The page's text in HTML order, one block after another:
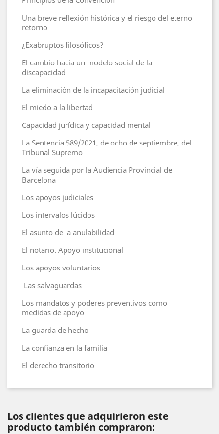
Una breve reflexión histórica y el riesgo del eterno
retorno
¿Exabruptos filosóficos?
El cambio hacia un modelo social de la
discapacidad
La eliminación de la incapacitación judicial
El miedo a la libertad
Capacidad jurídica y capacidad mental
La Sentencia 589/2021, de ocho de septiembre, del
Tribunal Supremo
La vía seguida por la Audiencia Provincial de
Barcelona
Los apoyos judiciales
Los intervalos lúcidos
El asunto de la anulabilidad
El notario. Apoyo institucional
Los apoyos voluntarios
Las salvaguardas
Los mandatos y poderes preventivos como
medidas de apoyo
La guarda de hecho
La confianza en la familia
El derecho transitorio
Los clientes que adquirieron este
producto también compraron: